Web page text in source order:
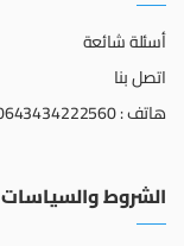
أسئلة شائعة
اتصل بنا
هاتف : 0643434222560
الشروط والسياسات